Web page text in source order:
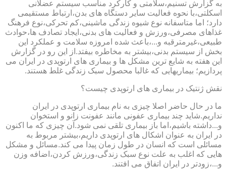
به گزارش تسنیم،سلامتی و کارکرد مناسب سیستم عضلانی
اسکلتی،با نحوه فعالیت سایر دستگاه های بدن،ارتباط مستقیمی
دارد؛ اما متاسفانه نوع شیوه زندگی ماشینی،کم تحرکی،نوع فرهنگ
غذاهای مصرفی،ورزش و فعالیت های بدنی،ایجاد تصادف ها،حوادث
طبیعی،غیرمترقبه و...،باعث شده امروزه سلامت و عملکرد این
بخش از سیستم بدنی،بیشتر به مخاطره بیفتد.از این رو در گزارش
این هفته به شایع ترین مشکل ها و بیماری های ارتوپدی در ایران می
پردازیم؛ بیماریهایی که غالبا محصول سبک زندگی غلط هستند.
نقش ژنتیک در بیماری های ارتوپدی چیست؟
ما در حال حاضر اصلا چیزی به نام بیماری ارتوپدی در ایران
نداریم.شاید چند بیماری عفونی مانند عفونت زانو و استخوان
و...داشته باشیم،اما باز بیماری تلقی نمی شود.آن چیزی که ما اکنون
در ایران به عنوان اشکال های ارتوپدی داریم،بیشتر مربوط به
مسائلی است که انسان در طول زمان پیدا می کند.مسائل و مشکل
هایی که اغلب به علت نوع سبک زندگی،ورزش کردن،اضافه وزن
و...،زودتر در ایران اتفاق می افتند.